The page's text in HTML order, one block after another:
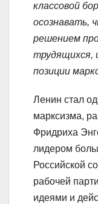
классовой
осознавать,
решением
трудящихся,
позиции
Ленин стал
марксизма,
Фридриха
лидером
Российской
рабочей
идеями и